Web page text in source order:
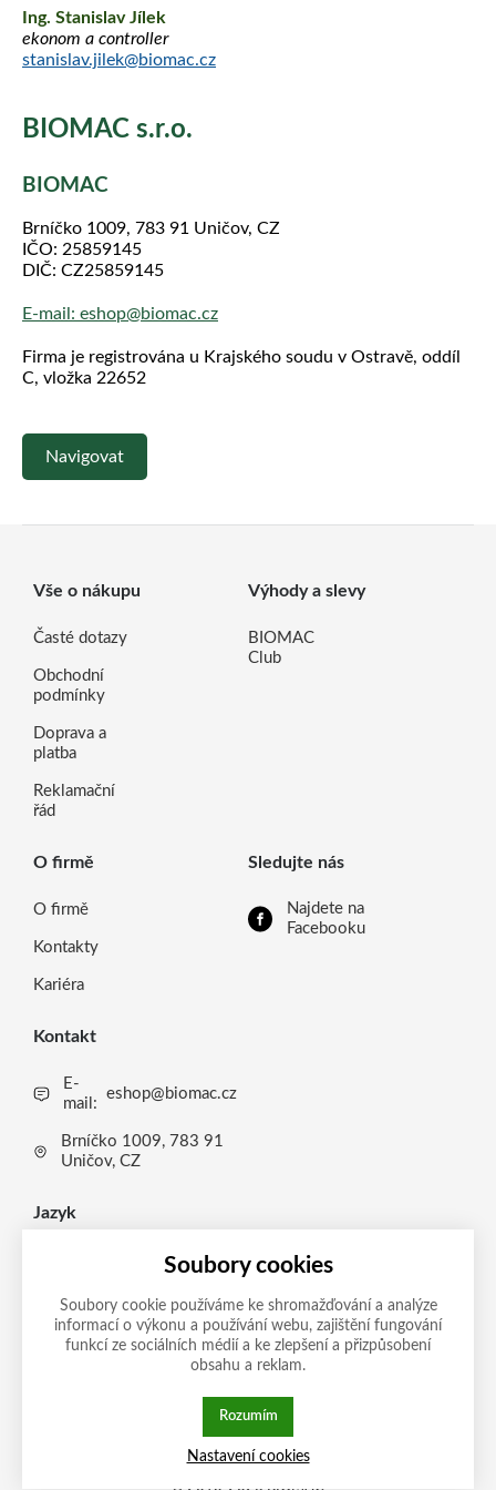
Ing. Stanislav Jílek
ekonom a controller
stanislav.jilek@biomac.cz
BIOMAC s.r.o.
BIOMAC
Brníčko 1009, 783 91 Uničov, CZ
IČO: 25859145
DIČ: CZ25859145
E-mail: eshop@biomac.cz
Firma je registrována u Krajského soudu v Ostravě, oddíl
C, vložka 22652
Navigovat
Vše o nákupu
Časté dotazy
Obchodní
podmínky
Doprava a
platba
Reklamační
řád
Výhody a slevy
BIOMAC
Club
O firmě
O firmě
Kontakty
Kariéra
Sledujte nás
Najdete na
Facebooku
Kontakt
E-
mail:
eshop@biomac.cz
Brníčko 1009, 783 91
Uničov, CZ
Jazyk
CS
Možnosti platby
Tato stránka používá soubory cookies.
Soubory cookies
Soubory cookie používáme ke shromažďování a analýze
informací o výkonu a používání webu, zajištění fungování
funkcí ze sociálních médií a ke zlepšení a přizpůsobení
obsahu a reklam.
Rozumím
Nastavení cookies